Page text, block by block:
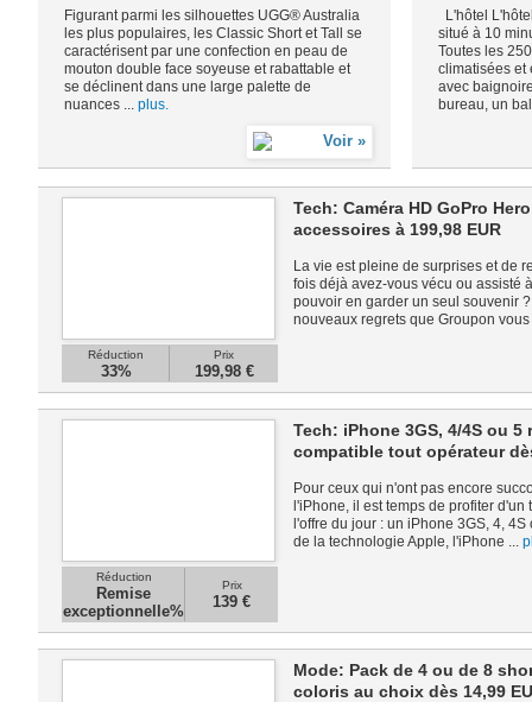
Figurant parmi les silhouettes UGG® Australia
les plus populaires, les Classic Short et Tall se
caractérisent par une confection en peau de
mouton double face soyeuse et rabattable et
se déclinent dans une large palette de
nuances ... plus.
L'hôtel
situé à 10
Toutes les
climatisées et
avec
bureau, un
Réduction
33%
Prix
199,98 €
Tech: Caméra HD GoPro
accessoires à 199,98 EUR
La vie est pleine de surprises et de
fois déjà avez-vous vécu ou assisté
pouvoir en garder un seul souvenir
nouveaux regrets que Groupon
Réduction
Remise
exceptionnelle%
Prix
139 €
Tech: iPhone 3GS, 4/4S ou
compatible tout opérateur
Pour ceux qui n'ont pas encore
l'iPhone, il est temps de profiter d'un
l'offre du jour : un iPhone 3GS, 4,
de la technologie Apple, l'iPhone ...
Mode: Pack de 4 ou de 8
coloris au choix dès 14,99